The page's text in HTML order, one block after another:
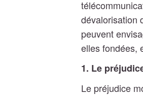
dévalorisation
peuvent
elles fondées,
1. Le
Le préjudice